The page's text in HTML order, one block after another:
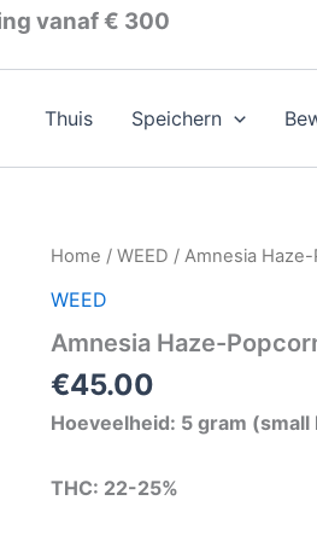
vanaf € 300
Thuis Speichern
Home / WEED / Amnesia
WEED
Amnesia Haze-
€45.00
Hoeveelheid: 5 gram (small
THC: 22-25%
Amnesia
Popcorn
sorte
quantity